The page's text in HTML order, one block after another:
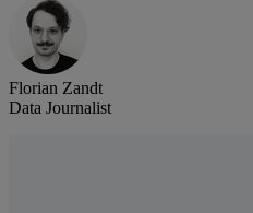
Florian Zandt
Data Journalist